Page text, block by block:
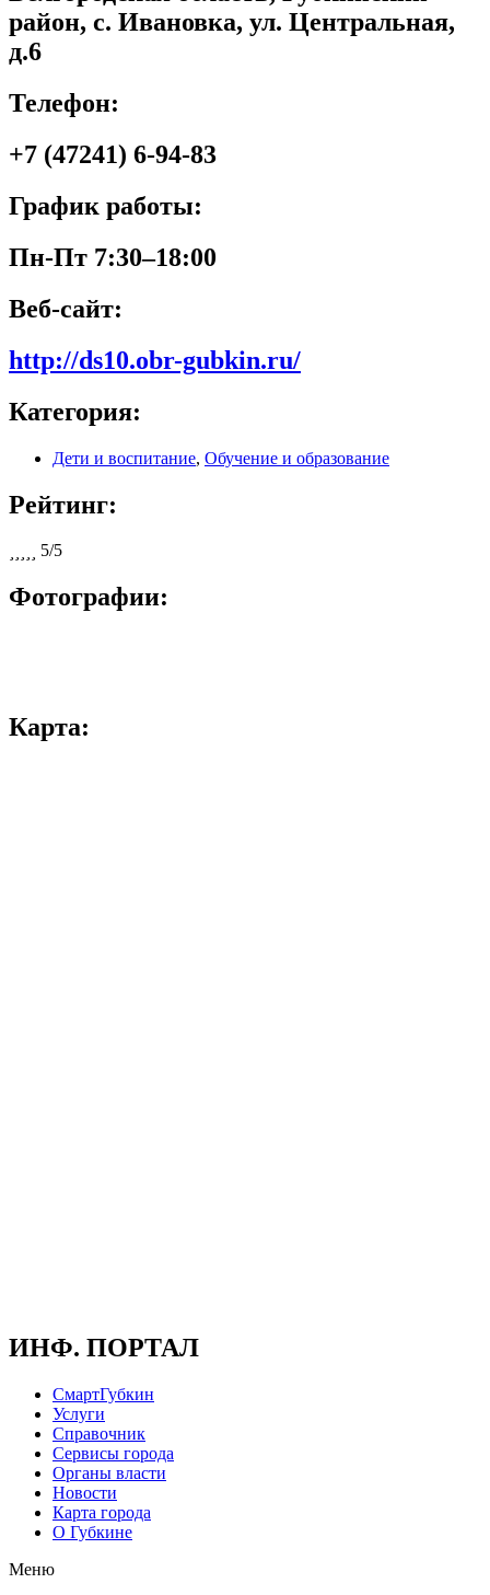
район, с. Ивановка, ул. Центральная,
д.6
Телефон:
+7 (47241) 6-94-83
График работы:
Пн-Пт 7:30–18:00
Веб-сайт:
http://ds10.obr-gubkin.ru/
Категория:
Дети и воспитание, Обучение и образование
Рейтинг:
5/5
Фотографии:
Карта:
ИНФ. ПОРТАЛ
СмартГубкин
Услуги
Справочник
Сервисы города
Органы власти
Новости
Карта города
О Губкине
Меню